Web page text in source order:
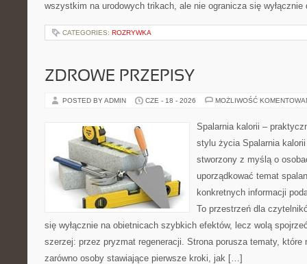
wszystkim na urodowych trikach, ale nie ogranicza się
CATEGORIES: ROZRYWKA
ZDROWE PRZEPISY
POSTED BY ADMIN CZE - 18 - 2026 MOŻLIWOŚĆ
Spalarnia kalorii –
stylu życia Spalarnia
stworzony z myślą o
uporządkować temat
konkretnych informacji
To przestrzeń dla
się wyłącznie na obietnicach szybkich efektów, lecz wolą
szerzej: przez pryzmat regeneracji. Strona porusza tematy, które
zarówno osoby stawiające pierwsze kroki, jak […]